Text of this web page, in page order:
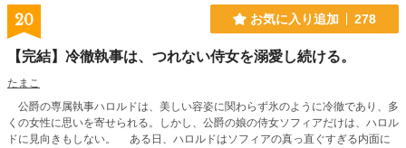
20 お気に入り追加 278
【完結】冷徹執事は、つれない侍女を溺愛し続ける。
たまこ
公爵の専属執事ハロルドは、美しい容姿に関わらず氷のように冷徹であり、多
くの女性に思いを寄せられる。しかし、公爵の娘の侍女ソフィアだけは、ハロル
ドに見向きもしない。 ある日、ハロルドはソフィアの真っ直ぐすぎる内面に